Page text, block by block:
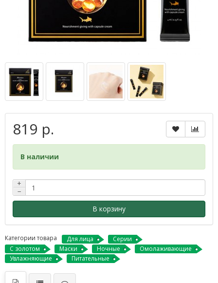
819 р.
В наличии
+
−
В корзину
Категории товара Для лица
Серии
С золотом
Маски Ночные
Омолаживающие
Увлажняющие
Питательные